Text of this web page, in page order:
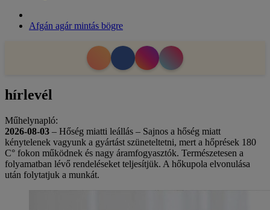
Afgán agár mintás bögre
hírlevél
Műhelynapló:
2026-08-03 – Hőség miatti leállás – Sajnos a hőség miatt
kénytelenek vagyunk a gyártást szüneteltetni, mert a hőprések 180
C° fokon működnek és nagy áramfogyasztók. Természetesen a
folyamatban lévő rendeléseket teljesítjük. A hőkupola elvonulása
után folytatjuk a munkát.